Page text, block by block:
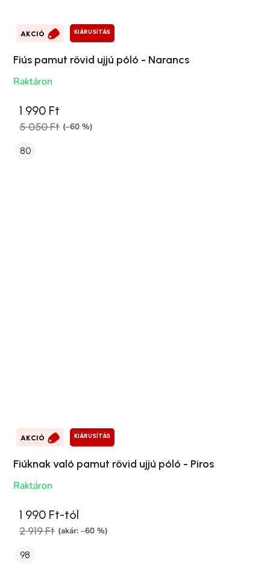
AKCIÓ KIÁRUSÍTÁS
Fiús pamut rövid ujjú póló - Narancs
Raktáron
1 990 Ft
5 050 Ft (–60 %)
80
AKCIÓ KIÁRUSÍTÁS
Fiúknak való pamut rövid ujjú póló - Piros
Raktáron
1 990 Ft-tól
2 919 Ft (akár: –60 %)
98